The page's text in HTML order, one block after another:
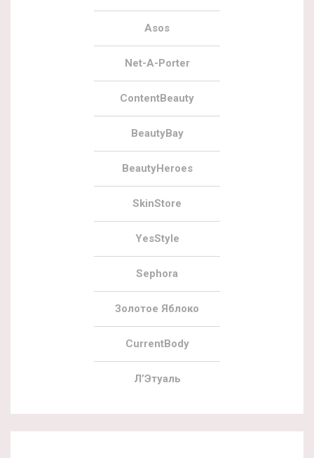
Asos
Net-A-Porter
ContentBeauty
BeautyBay
BeautyHeroes
SkinStore
YesStyle
Sephora
Золотое Яблоко
CurrentBody
Л’Этуаль